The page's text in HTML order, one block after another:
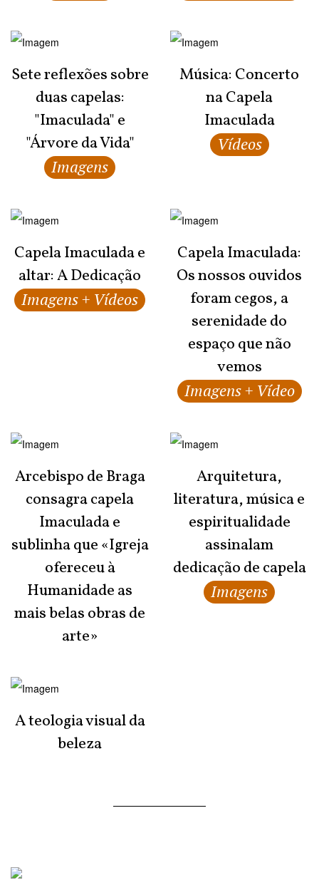
Sete reflexões sobre
duas capelas:
"Imaculada" e
"Árvore da Vida"
Imagens
Música: Concerto
na Capela
Imaculada
Vídeos
Capela Imaculada e
altar: A Dedicação
Imagens + Vídeos
Capela Imaculada:
Os nossos ouvidos
foram cegos, a
serenidade do
espaço que não
vemos
Imagens + Vídeo
Arcebispo de Braga
consagra capela
Imaculada e
sublinha que «Igreja
ofereceu à
Humanidade as
mais belas obras de
arte»
Arquitetura,
literatura, música e
espiritualidade
assinalam
dedicação de capela
Imagens
A teologia visual da
beleza